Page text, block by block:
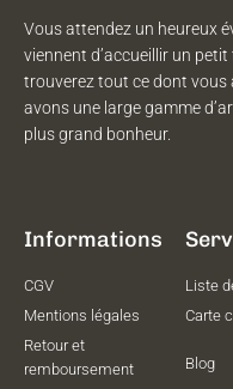
Vous attendez un heureux
viennent d’accueillir un
trouverez tout ce dont vous
avons une large gamme
plus grand bonheur.
Informations
CGV
Mentions légales
Retour et
remboursement
Liste
Carte
Blog